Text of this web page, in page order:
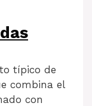
típico de
combina el
con